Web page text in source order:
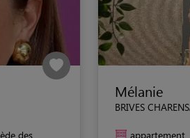
des
Mélanie
BRIVES
appartement